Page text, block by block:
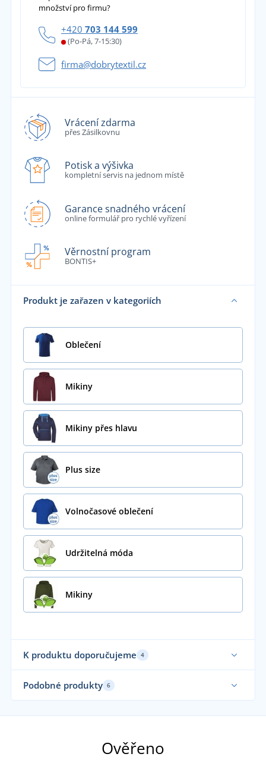
množství pro firmu?
+420 703 144 599
(Po-Pá, 7-15:30)
firma@dobrytextil.cz
Vrácení zdarma
přes Zásilkovnu
Potisk a výšivka
kompletní servis na jednom místě
Garance snadného vrácení
online formulář pro rychlé vyřízení
Věrnostní program
BONTIS+
Produkt je zařazen v kategoriích
Oblečení
Mikiny
Mikiny přes hlavu
Plus size
Volnočasové oblečení
Udržitelná móda
Mikiny
K produktu doporučujeme 4
Podobné produkty 6
Ověřeno